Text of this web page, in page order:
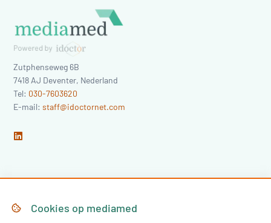
Zutphenseweg 6B
7418 AJ Deventer, Nederland
Tel: 030-7603620
E-mail:staff@idoctornet.com
HomeCookies op mediamed